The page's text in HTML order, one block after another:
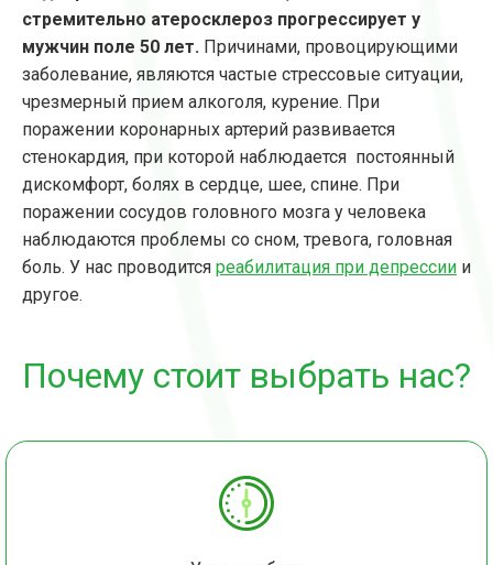
стремительно атеросклероз прогрессирует у
мужчин поле 50 лет. Причинами, провоцирующими
заболевание, являются частые стрессовые ситуации,
чрезмерный прием алкоголя, курение. При
поражении коронарных артерий развивается
стенокардия, при которой наблюдается постоянный
дискомфорт, болях в сердце, шее, спине. При
поражении сосудов головного мозга у человека
наблюдаются проблемы со сном, тревога, головная
боль. У нас проводится реабилитация при депрессии и
другое.
Почему стоит выбрать нас?